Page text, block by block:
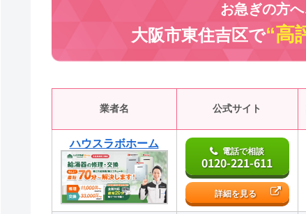
お急ぎの方
大阪市東住吉区で“高
業者名 公式サイト
ハウスラボホーム
電話で相談
0120-221-611
詳細を見る